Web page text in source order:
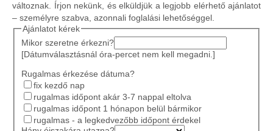
változnak. Írjon nekünk, és elküldjük a legjobb elérhető ajánlatot
– személyre szabva, azonnali foglalási lehetőséggel.
Ajánlatot kérek
Mikor szeretne érkezni?
[Dátumválasztásnál óra-percet nem kell megadni.]
Rugalmas érkezése dátuma?
fix kezdő nap
rugalmas időpont akár 3-7 nappal eltolva
rugalmas időpont 1 hónapon belül bármikor
rugalmas - a legkedvezőbb időpont érdekel